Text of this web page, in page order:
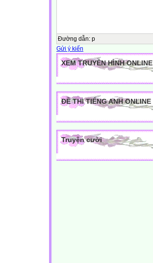
Đường dẫn: p
Gửi ý kiến
XEM TRUYỀN HÌNH ONLINE
ĐỀ THI TIẾNG ANH ONLINE
Truyện cười